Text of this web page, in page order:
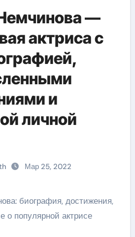
—
актриса с
и
личной
Мар 25, 2022